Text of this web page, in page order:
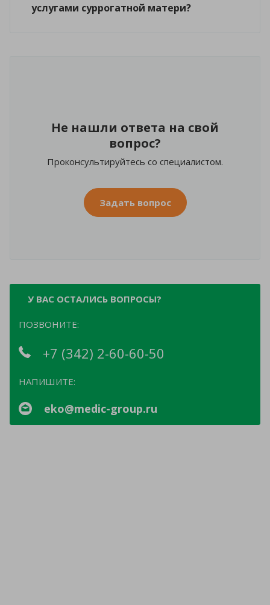
услугами суррогатной матери?
Не нашли ответа на свой
вопрос?
Проконсультируйтесь со специалистом.
Задать вопрос
У ВАС ОСТАЛИСЬ ВОПРОСЫ?
ПОЗВОНИТЕ:
+7 (342) 2-60-60-50
НАПИШИТЕ:
eko@medic-group.ru